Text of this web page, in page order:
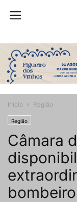
Início Região
Região
Câmara